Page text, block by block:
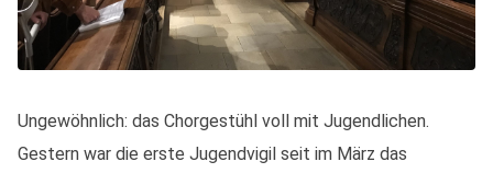
Ungewöhnlich: das Chorgestühl voll mit Jugendlichen.
Gestern war die erste Jugendvigil seit im März das